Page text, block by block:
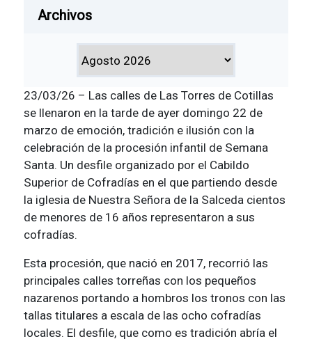
Archivos
23/03/26 – Las calles de Las Torres de Cotillas
se llenaron en la tarde de ayer domingo 22 de
marzo de emoción, tradición e ilusión con la
celebración de la procesión infantil de Semana
Santa. Un desfile organizado por el Cabildo
Superior de Cofradías en el que partiendo desde
la iglesia de Nuestra Señora de la Salceda cientos
de menores de 16 años representaron a sus
cofradías.
Esta procesión, que nació en 2017, recorrió las
principales calles torreñas con los pequeños
nazarenos portando a hombros los tronos con las
tallas titulares a escala de las ocho cofradías
locales. El desfile, que como es tradición abría el